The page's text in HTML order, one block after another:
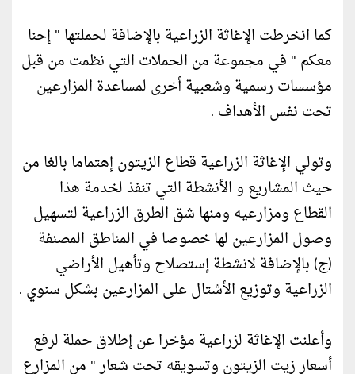
كما انخرطت الإغاثة الزراعية بالإضافة لحملتها " إحنا
معكم " في مجموعة من الحملات التي نظمت من قبل
مؤسسات رسمية وشعبية أخرى لمساعدة المزارعين
تحت نفس الأهداف .
وتولي الإغاثة الزراعية قطاع الزيتون إهتماما بالغا من
حيث المشاريع و الأنشطة التي تنفذ لخدمة هذا
القطاع ومزارعيه ومنها شق الطرق الزراعية لتسهيل
وصول المزارعين لها خصوصا في المناطق المصنفة
(ج) بالإضافة لانشطة إستصلاح وتأهيل الأراضي
الزراعية وتوزيع الأشتال على المزارعين بشكل سنوي .
وأعلنت الإغاثة لزراعية مؤخرا عن إطلاق حملة لرفع
أسعار زيت الزيتون وتسويقه تحت شعار " من المزارع